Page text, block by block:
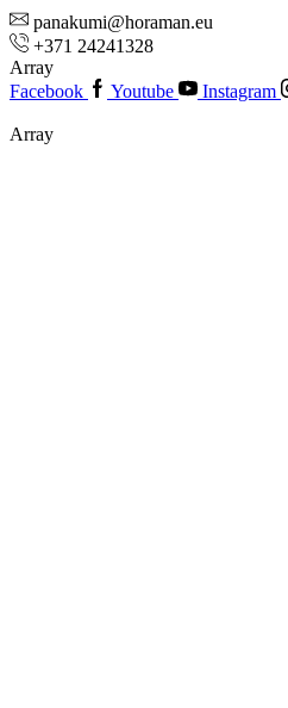
panakumi@horaman.eu
+371 24241328
Array
Facebook
Youtube Instagram
Array